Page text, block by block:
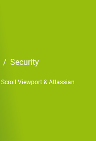
/ Security
Scroll Viewport &Atlassian